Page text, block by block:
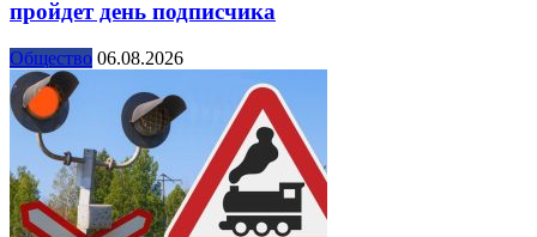
пройдет день подписчика
Общество 06.08.2026